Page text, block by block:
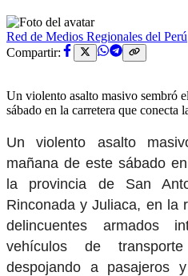
Red de Medios Regionales del Perú
Compartir:
Un violento asalto masivo sembró
sábado en la carretera que
Un violento asalto
mañana de este sábado
la provincia de San
Rinconada y Juliaca, en la
delincuentes armados
vehículos de
despojando a pasajeros